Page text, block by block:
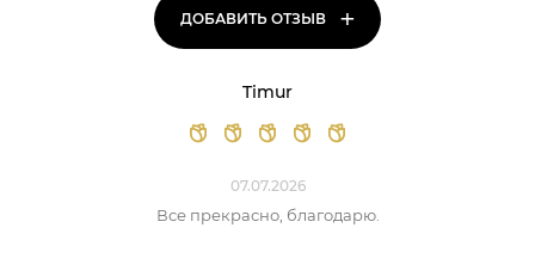
ДОБАВИТЬ ОТЗЫВ +
Timur
07.07.2026
Все прекрасно, благодарю.